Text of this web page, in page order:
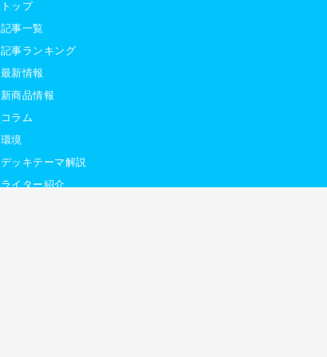
トップ
記事一覧
記事ランキング
最新情報
新商品情報
コラム
環境
デッキテーマ解説
ライター紹介